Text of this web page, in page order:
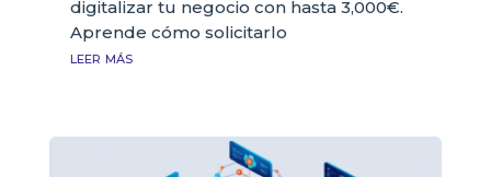
digitalizar tu negocio con hasta 3,000€.
Aprende cómo solicitarlo
leer más